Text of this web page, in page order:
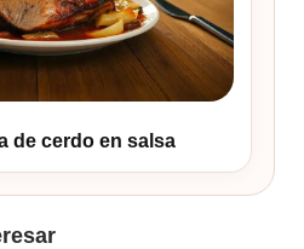
de cerdo en salsa